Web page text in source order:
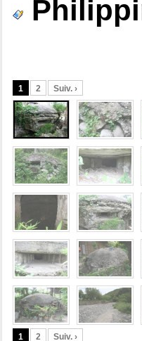
1 2 Suiv. ›
1 2 Suiv. ›